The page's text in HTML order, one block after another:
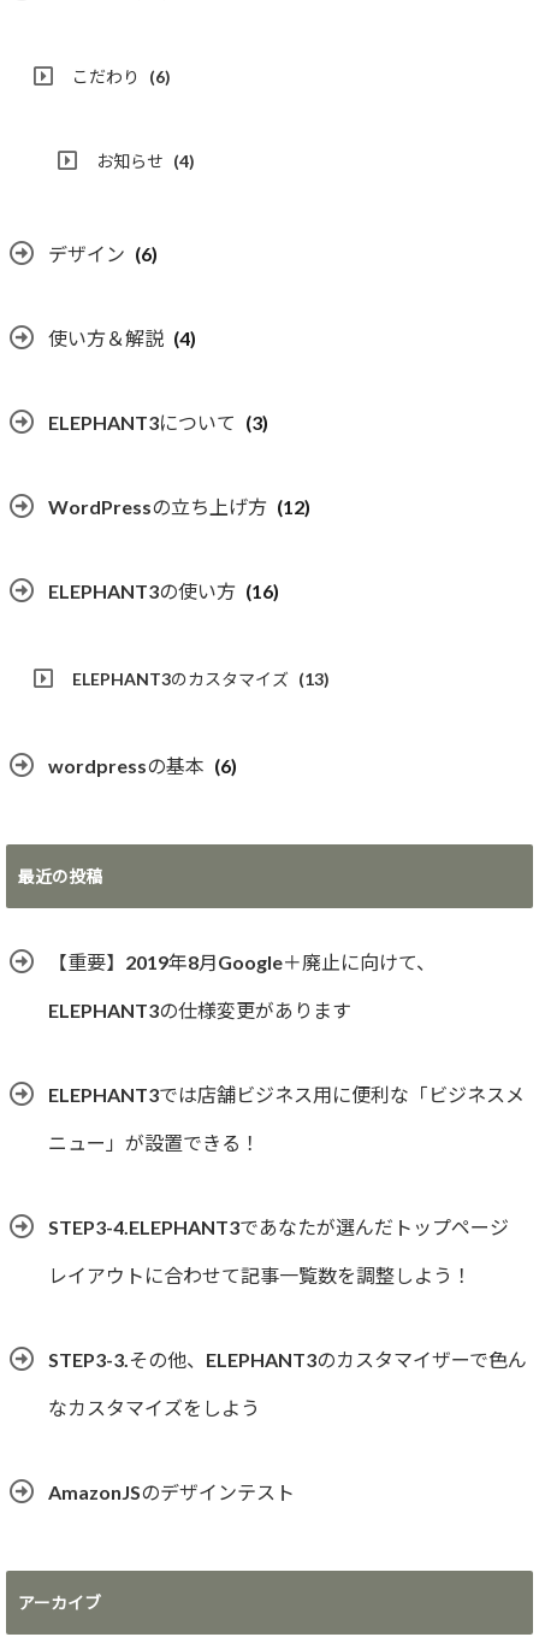
こだわり (6)
お知らせ (4)
デザイン (6)
使い方＆解説 (4)
ELEPHANT3について (3)
WordPressの立ち上げ方 (12)
ELEPHANT3の使い方 (16)
ELEPHANT3のカスタマイズ (13)
wordpressの基本 (6)
最近の投稿
【重要】2019年8月Google＋廃止に向けて、
ELEPHANT3の仕様変更があります
ELEPHANT3では店舗ビジネス用に便利な「ビジネスメ
ニュー」が設置できる！
STEP3-4.ELEPHANT3であなたが選んだトップページ
レイアウトに合わせて記事一覧数を調整しよう！
STEP3-3.その他、ELEPHANT3のカスタマイザーで色ん
なカスタマイズをしよう
AmazonJSのデザインテスト
アーカイブ